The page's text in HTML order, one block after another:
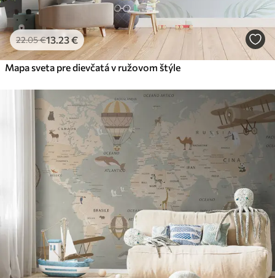
22.05€13.23€
Mapa sveta pre dievčatá v ružovom štýle